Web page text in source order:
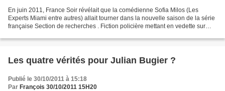
En juin 2011, France Soir révélait que la comédienne Sofia Milos (Les
Experts Miami entre autres) allait tourner dans la nouvelle saison de la série
française Section de recherches . Fiction policière mettant en vedette sur
Les quatre vérités pour Julian Bugier ?
Publié le 30/10/2011 à 15:18
Par François 30/10/2011 15H20